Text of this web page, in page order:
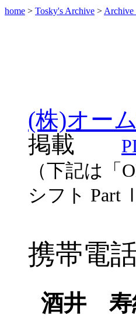
home > Tosky's Archive >
(株)オー
掲載
（下記は「
シフト Part
携帯電
酒井 寿